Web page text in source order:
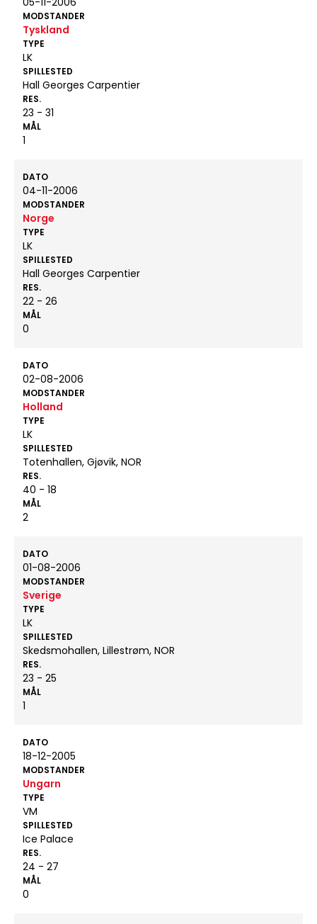
MODSTANDER
Tyskland
TYPE
LK
SPILLESTED
Hall Georges Carpentier
RES.
23 - 31
MÅL
1
DATO
04-11-2006
MODSTANDER
Norge
TYPE
LK
SPILLESTED
Hall Georges Carpentier
RES.
22 - 26
MÅL
0
DATO
02-08-2006
MODSTANDER
Holland
TYPE
LK
SPILLESTED
Totenhallen, Gjøvik, NOR
RES.
40 - 18
MÅL
2
DATO
01-08-2006
MODSTANDER
Sverige
TYPE
LK
SPILLESTED
Skedsmohallen, Lillestrøm, NOR
RES.
23 - 25
MÅL
1
DATO
18-12-2005
MODSTANDER
Ungarn
TYPE
VM
SPILLESTED
Ice Palace
RES.
24 - 27
MÅL
0